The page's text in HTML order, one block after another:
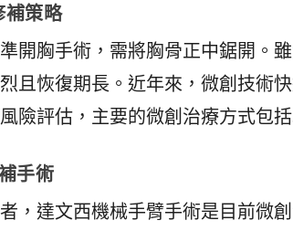
補策略
開胸手術，需將胸骨正中鋸開。
且恢復期長。近年來，微創技術
險評估，主要的微創治療方式包括
手術
，達文西機械手臂手術是目前微